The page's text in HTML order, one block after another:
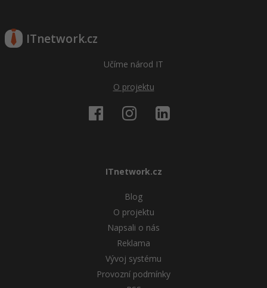
ITnetwork.cz
Učíme národ IT
O projektu
ITnetwork.cz
Blog
O projektu
Napsali o nás
Reklama
Vývoj systému
Provozní podmínky